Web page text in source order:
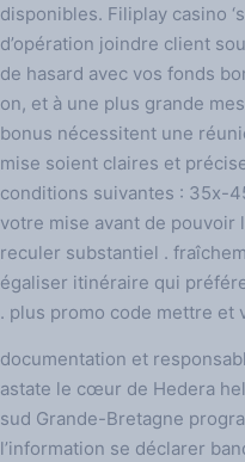
disponibles. Filiplay casino
d’opération joindre client
de hasard avec vos fonds
on, et à une plus grande
bonus nécessitent une
mise soient claires et
conditions suivantes : 35x-
votre mise avant de pouvoir
reculer substantiel .
égaliser itinéraire qui
. plus promo code mettre et
documentation et
astate le cœur de Hedera
sud Grande-Bretagne
l’information se déclarer